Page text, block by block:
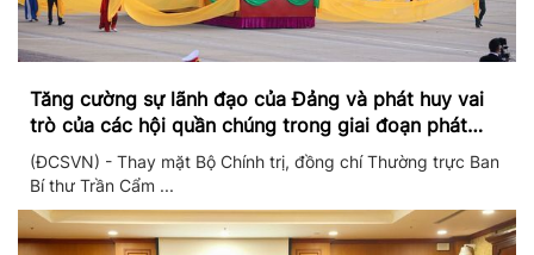
Tăng cường sự lãnh đạo của Đảng và phát huy vai
trò của các hội quần chúng trong giai đoạn phát
triển mới
(ĐCSVN) - Thay mặt Bộ Chính trị, đồng chí Thường trực Ban
Bí thư Trần Cẩm ...